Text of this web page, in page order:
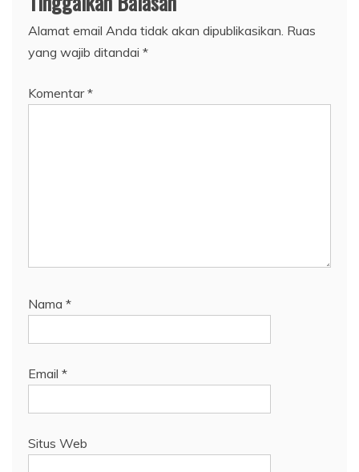
Alamat email Anda tidak akan dipublikasikan. Ruas
yang wajib ditandai *
Komentar*
Nama *
Email *
Situs Web